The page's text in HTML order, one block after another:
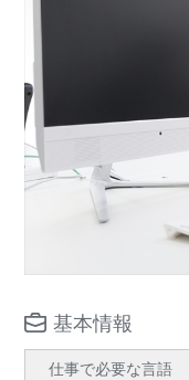
基本情報
仕事で必要な言語